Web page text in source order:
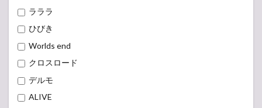
ラララ
ひびき
Worlds end
クロスロード
デルモ
ALIVE